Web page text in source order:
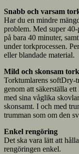
Snabb och varsam
Har du en mindre
problem. Med super
på bara 40 minuter,
under torkprocessen.
eller blandade material.
Mild och skonsam
Torktumlarens softDry-
genom att säkerställa
med sina våglika
skonsamt. I och med
trumman som om den
Enkel rengöring
Det ska vara lätt att
rengöringen enkel.